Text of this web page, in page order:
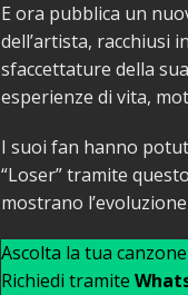
E ora pubblica un
dell’artista, racchiusi
sfaccettature della
esperienze di vita,
I suoi fan hanno
“Loser” tramite
mostrano
Ascolta la tua
Richiedi tramite